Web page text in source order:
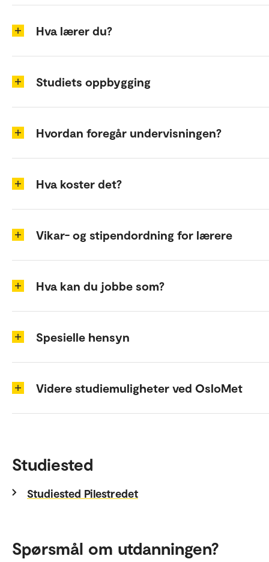
Hva lærer du?
Studiets oppbygging
Hvordan foregår undervisningen?
Hva koster det?
Vikar- og stipendordning for lærere
Hva kan du jobbe som?
Spesielle hensyn
Videre studiemuligheter ved OsloMet
Studiested
Studiested Pilestredet
Spørsmål om utdanningen?